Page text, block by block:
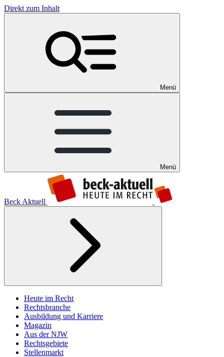
Direkt zum Inhalt
Menü
Menü
Beck Aktuell
Heute im Recht
Rechtsbranche
Ausbildung und Karriere
Magazin
Aus der NJW
Rechtsgebiete
Stellenmarkt